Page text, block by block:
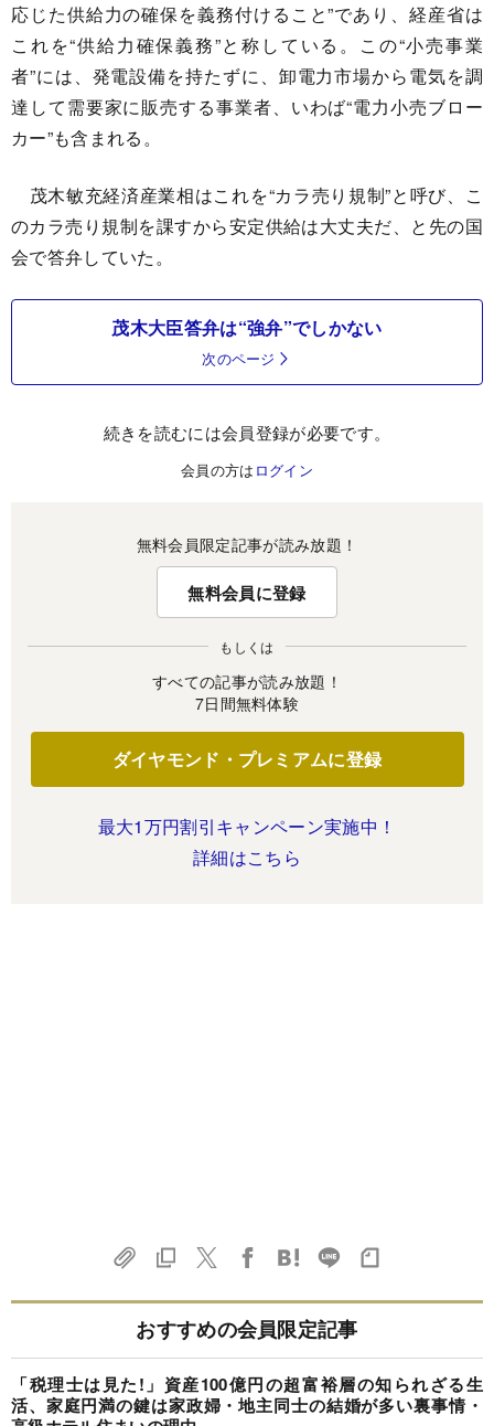
応じた供給力の確保を義務付けること”であり、経産省は
これを“供給力確保義務”と称している。この“小売事業
者”には、発電設備を持たずに、卸電力市場から電気を調
達して需要家に販売する事業者、いわば“電力小売ブロー
カー”も含まれる。
茂木敏充経済産業相はこれを“カラ売り規制”と呼び、こ
のカラ売り規制を課すから安定供給は大丈夫だ、と先の国
会で答弁していた。
茂木大臣答弁は“強弁”でしかない
次のページ
続きを読むには会員登録が必要です。
会員の方は ログイン
無料会員限定記事が読み放題！
無料会員に登録
もしくは
すべての記事が読み放題！
7日間無料体験
ダイヤモンド・プレミアムに登録
最大1万円割引キャンペーン実施中！
詳細はこちら
おすすめの会員限定記事
「税理士は見た!」資産100億円の超富裕層の知られざる生
活、家庭円満の鍵は家政婦・地主同士の結婚が多い裏事情・